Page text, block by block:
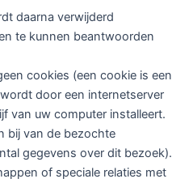
daarna verwijderd
te kunnen beantwoorden
cookies (een cookie is een
door een internetserver
van uw computer installeert.
bij van de bezochte
gegevens over dit bezoek).
of speciale relaties met